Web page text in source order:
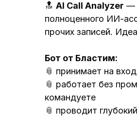
🔝 AI Call Analyzer —
полноценного ИИ-
прочих записей.
Бот от Бластим:
📎 принимает на
📎 работает без
командуете
📎 проводит